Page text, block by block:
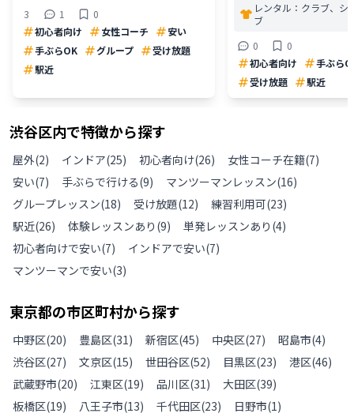
3
1
0
初心者向け
女性コーチ
安い
手ぶらOK
グループ
受け放題
駅近
レンタル： クラブ、シ
ブ
0
0
初心者向け
手ぶら
受け放題
駅近
渋谷区内で特徴から探す
屋外(2) インドア(25) 初心者向け(26) 女性コーチ在籍(7)
安い(7) 手ぶらで行ける(9) マンツーマンレッスン(16)
グループレッスン(18) 受け放題(12) 練習利用可(23)
駅近(26) 体験レッスンあり (9) 単発レッスンあり (4)
初心者向けで安い(7) インドアで安い(7)
マンツーマンで安い(3)
東京都の市区町村から探す
中野区(20) 豊島区(31) 新宿区(45) 中央区(27) 昭島市(4)
渋谷区(27) 文京区(15) 世田谷区(52) 目黒区(23) 港区(46)
武蔵野市(20) 江東区(19) 品川区(31) 大田区(39)
板橋区(19) 八王子市(13) 千代田区(23) 日野市(1)